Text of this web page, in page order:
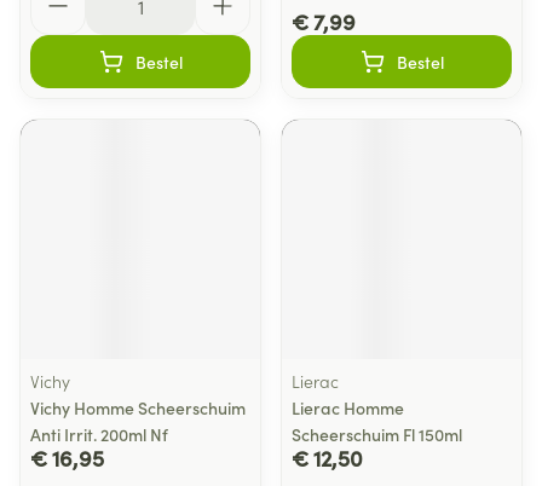
Bestel
€ 7,99
Bestel
Vichy
Vichy Homme Scheerschuim
Anti Irrit. 200ml Nf
€ 16,95
Lierac
Lierac Homme
Scheerschuim Fl 150ml
€ 12,50